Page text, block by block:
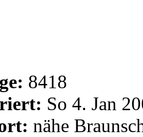
8418
So 4. Jan
nähe